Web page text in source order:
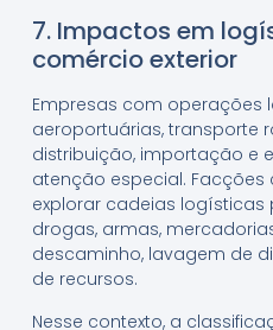
7. Impactos em
comércio exterior
Empresas com operações
aeroportuárias, transporte
distribuição, importação e
atenção especial.
explorar cadeias logísticas
drogas, armas,
descaminho, lavagem de
de recursos.
Nesse contexto, a